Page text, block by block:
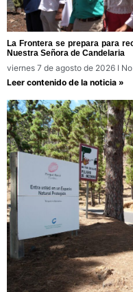
La Frontera se prepara para
Nuestra Señora de Candelaria
viernes 7 de agosto de 2026
Leer contenido de la noticia »